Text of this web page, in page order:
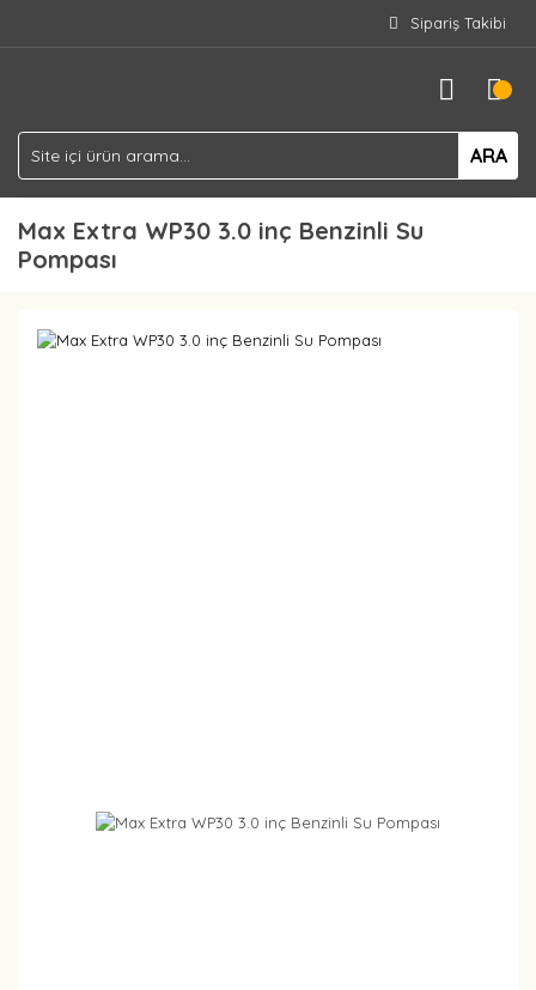
Sipariş Takibi
ARA
Max Extra WP30 3.0 inç Benzinli Su
Pompası